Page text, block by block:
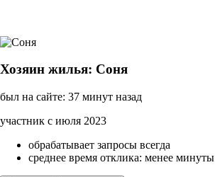
Хозяин жилья: Соня
был на сайте: 37 минут назад
участник с июля 2023
обрабатывает запросы всегда
среднее время отклика: менее минуты